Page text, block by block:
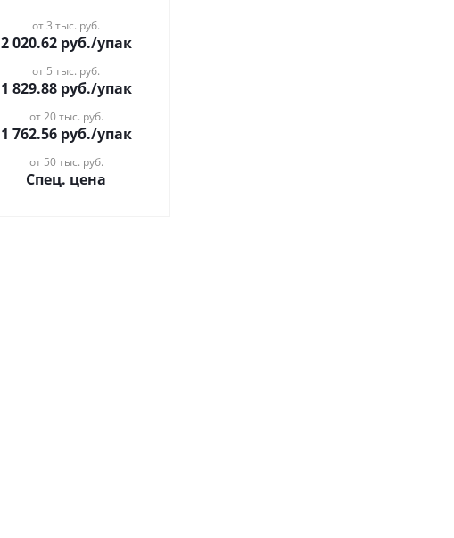
от 3 тыс. руб.
2 020.62руб./упак
от 5 тыс. руб.
1 829.88руб./упак
от 20 тыс. руб.
1 762.56руб./упак
от 50 тыс. руб.
Спец. цена